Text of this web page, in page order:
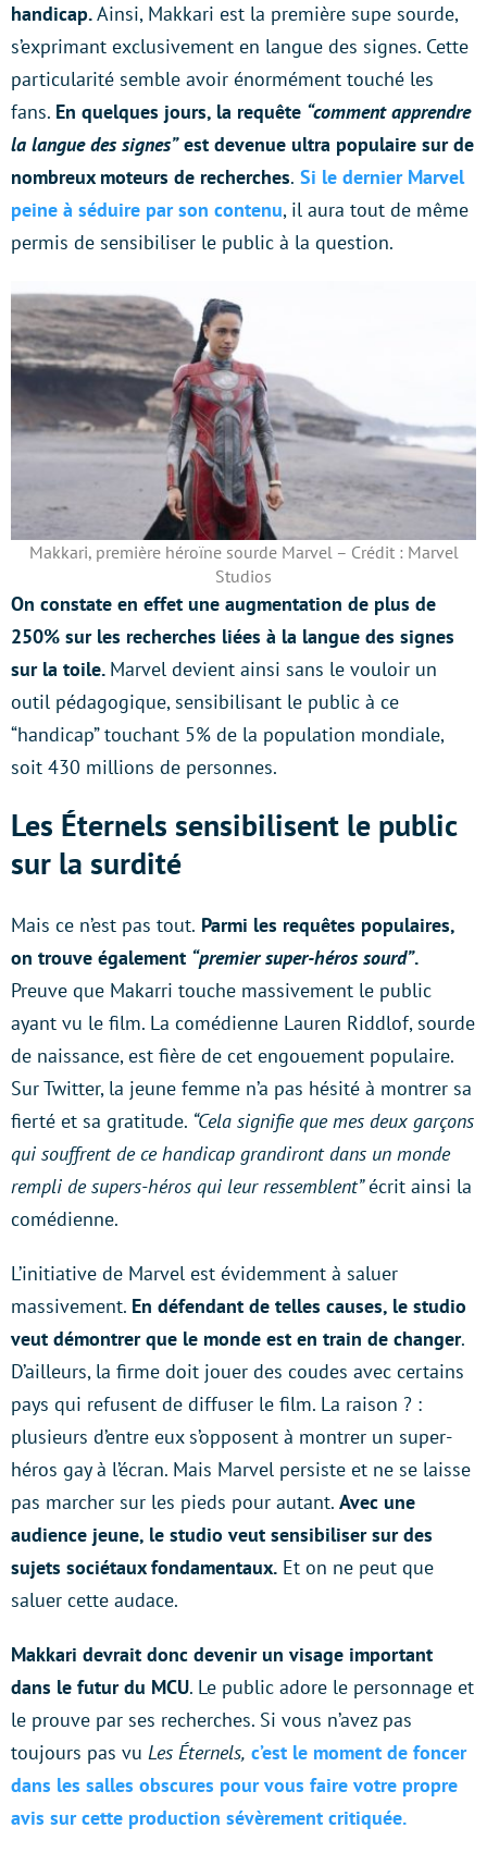
handicap.Ainsi, Makkari est la première supe sourde,
s’exprimant exclusivement en langue des signes. Cette
particularité semble avoir énormément touché les
fans. En quelques jours, la requête “comment apprendre
la langue des signes”est devenue ultra populaire sur de
nombreux moteurs de recherches. Si le dernier Marvel
peine à séduire par son contenu, il aura tout de même
permis de sensibiliser le public à la question.
Makkari, première héroïne sourde Marvel – Crédit : Marvel
Studios
On constate en effet une augmentation de plus de
250% sur les recherches liées à la langue des signes
sur la toile. Marvel devient ainsi sans le vouloir un
outil pédagogique, sensibilisant le public à ce
“handicap” touchant 5% de la population mondiale,
soit 430 millions de personnes.
Les Éternels sensibilisent le public
sur la surdité
Mais ce n’est pas tout. Parmi les requêtes populaires,
on trouve également “premier super-héros sourd”.
Preuve que Makarri touche massivement le public
ayant vu le film. La comédienne Lauren Riddlof, sourde
de naissance, est fière de cet engouement populaire.
Sur Twitter, la jeune femme n’a pas hésité à montrer sa
fierté et sa gratitude. “Cela signifie que mes deux garçons
qui souffrent de ce handicap grandiront dans un monde
rempli de supers-héros qui leur ressemblent”écrit ainsi la
comédienne.
L’initiative de Marvel est évidemment à saluer
massivement. En défendant de telles causes, le studio
veut démontrer que le monde est en train de changer.
D’ailleurs, la firme doit jouer des coudes avec certains
pays qui refusent de diffuser le film. La raison ? :
plusieurs d’entre eux s’opposent à montrer un super-
héros gay à l’écran. Mais Marvel persiste et ne se laisse
pas marcher sur les pieds pour autant. Avec une
audience jeune, le studio veut sensibiliser sur des
sujets sociétaux fondamentaux. Et on ne peut que
saluer cette audace.
Makkari devrait donc devenir un visage important
dans le futur du MCU. Le public adore le personnage et
le prouve par ses recherches. Si vous n’avez pas
toujours pas vu Les Éternels, c’est le moment de foncer
dans les salles obscures pour vous faire votre propre
avis sur cette production sévèrement critiquée.